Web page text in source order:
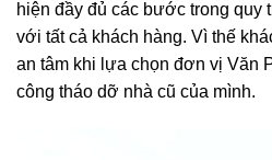
hiện đầy đủ các bước trong quy
với tất cả khách hàng. Vì thế
an tâm khi lựa chọn đơn vị Văn
công tháo dỡ nhà cũ của mình.